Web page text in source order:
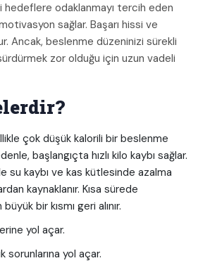
hedeflere odaklanmayı tercih eden
sağlar. Başarı hissi ve
Ancak, beslenme düzeninizi sürekli
zor olduğu için uzun vadeli
çok düşük kalorili bir beslenme
başlangıçta hızlı kilo kaybı sağlar.
su kaybı ve kas kütlesinde azalma
kaynaklanır. Kısa sürede
bir kısmı geri alınır.
yol açar.
sorunlarına yol açar.